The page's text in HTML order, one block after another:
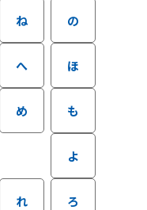
ね の
へ ほ
め も
よ
れ ろ